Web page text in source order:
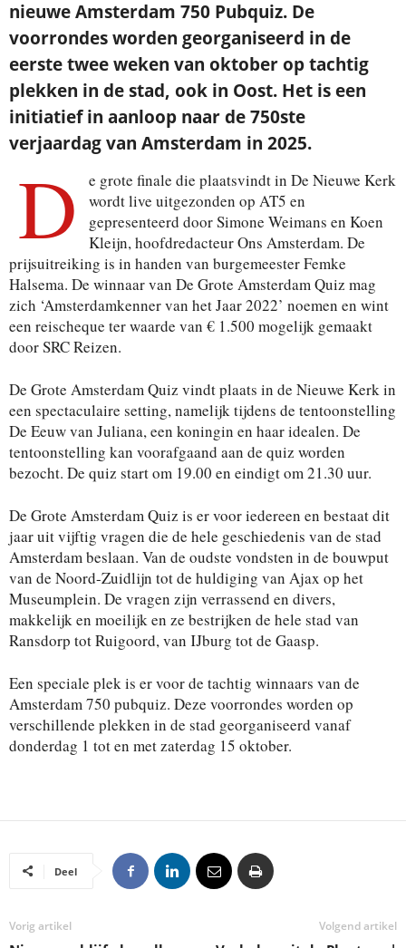
nieuwe Amsterdam 750 Pubquiz. De
voorrondes worden georganiseerd in de
eerste twee weken van oktober op tachtig
plekken in de stad, ook in Oost. Het is een
initiatief in aanloop naar de 750ste
verjaardag van Amsterdam in 2025.
D
e grote finale die plaatsvindt in De Nieuwe Kerk
wordt live uitgezonden op AT5 en
gepresenteerd door Simone Weimans en Koen
Kleijn, hoofdredacteur Ons Amsterdam. De
prijsuitreiking is in handen van burgemeester Femke
Halsema. De winnaar van De Grote Amsterdam Quiz mag
zich ‘Amsterdamkenner van het Jaar 2022’ noemen en wint
een reischeque ter waarde van € 1.500 mogelijk gemaakt
door SRC Reizen.
De Grote Amsterdam Quiz vindt plaats in de Nieuwe Kerk in
een spectaculaire setting, namelijk tijdens de tentoonstelling
De Eeuw van Juliana, een koningin en haar idealen. De
tentoonstelling kan voorafgaand aan de quiz worden
bezocht. De quiz start om 19.00 en eindigt om 21.30 uur.
De Grote Amsterdam Quiz is er voor iedereen en bestaat dit
jaar uit vijftig vragen die de hele geschiedenis van de stad
Amsterdam beslaan. Van de oudste vondsten in de bouwput
van de Noord-Zuidlijn tot de huldiging van Ajax op het
Museumplein. De vragen zijn verrassend en divers,
makkelijk en moeilijk en ze bestrijken de hele stad van
Ransdorp tot Ruigoord, van IJburg tot de Gaasp.
Een speciale plek is er voor de tachtig winnaars van de
Amsterdam 750 pubquiz. Deze voorrondes worden op
verschillende plekken in de stad georganiseerd vanaf
donderdag 1 tot en met zaterdag 15 oktober.
Deel
Vorig artikel Volgend artikel